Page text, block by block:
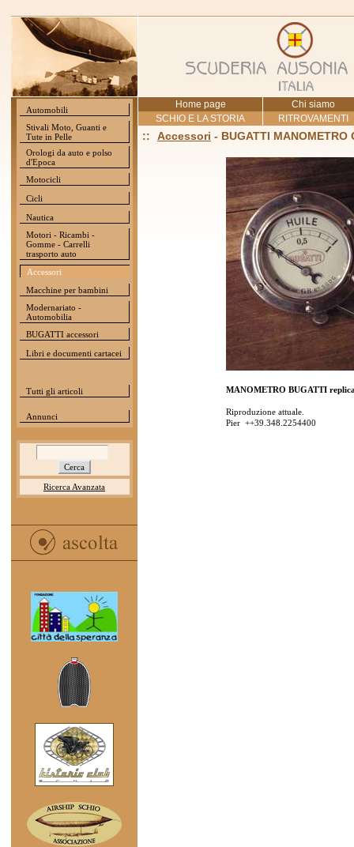
Automobili
Stivali Moto, Guanti e
Tute in Pelle
Orologi da auto e polso
d'Epoca
Motocicli
Cicli
Nautica
Motori - Ricambi -
Gomme - Carrelli
trasporto auto
Accessori
Macchine per bambini
Modernariato -
Automobilia
BUGATTI accessori
Libri e documenti cartacei
Tutti gli articoli
Annunci
Ricerca Avanzata
Home page
Chi siamo
SCHIO E LA STORIA
RITROVAMENTI
:: Accessori - BUGATTI MANOMETRO
MANOMETRO BUGATTI
Riproduzione attuale.
Pier ++39.348.2254400